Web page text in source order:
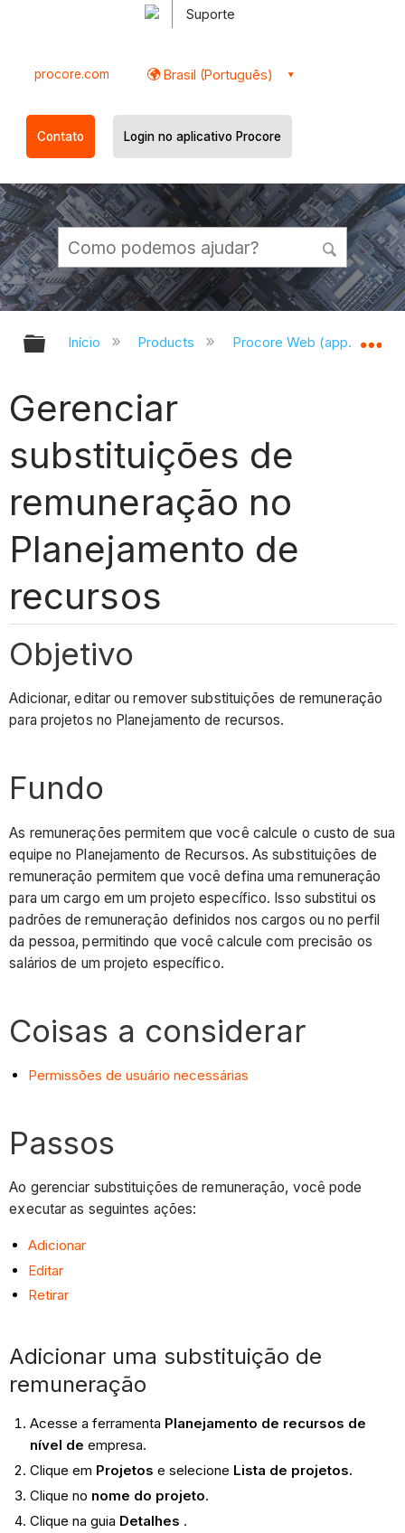
Suporte
procore.com Brasil (Português)
Contato Login no aplicativo Procore
Expandir/recolher hierarquia
Início Products Procore Web
Gerenciar
substituições de
remuneração no
Planejamento de
recursos
Objetivo
Adicionar, editar ou remover substituições de remuneração
para projetos no Planejamento de recursos.
Fundo
As remunerações permitem que você calcule o custo de sua
equipe no Planejamento de Recursos. As substituições de
remuneração permitem que você defina uma remuneração
para um cargo em um projeto específico. Isso substitui os
padrões de remuneração definidos nos cargos ou no perfil
da pessoa, permitindo que você calcule com precisão os
salários de um projeto específico.
Coisas a considerar
Permissões de usuário necessárias
Passos
Ao gerenciar substituições de remuneração, você pode
executar as seguintes ações:
Adicionar
Editar
Retirar
Adicionar uma substituição de
remuneração
Acesse a ferramenta Planejamento de recursos de
nível de empresa.
Clique em Projetos e selecione Lista de projetos.
Clique no nome do projeto.
Clique na guia Detalhes .